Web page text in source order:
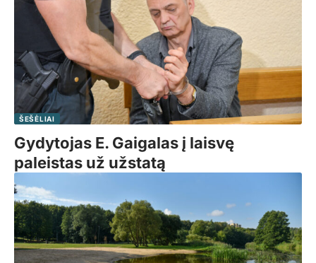
ŠEŠĖLIAI
Gydytojas E. Gaigalas į laisvę
paleistas už užstatą